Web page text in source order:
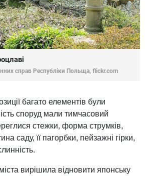
справ Республіки Польща, flickr.com
багато елементів були
споруд мали тимчасовий
стежки, форма струмків,
саду, її пагорбки, пейзажні гірки,
вирішила відновити японську